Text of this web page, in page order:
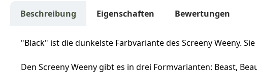
Beschreibung Eigenschaften Bewertungen
"Black" ist die dunkelste Farbvariante des Screeny Weeny.
Den Screeny Weeny gibt es in drei Formvarianten: Beast,